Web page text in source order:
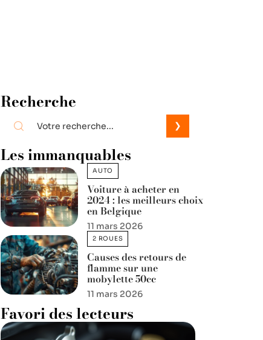
Recherche
Les immanquables
AUTO
Voiture à acheter en
2024 : les meilleurs choix
en Belgique
11 mars 2026
2 ROUES
Causes des retours de
flamme sur une
mobylette 50cc
11 mars 2026
Favori des lecteurs